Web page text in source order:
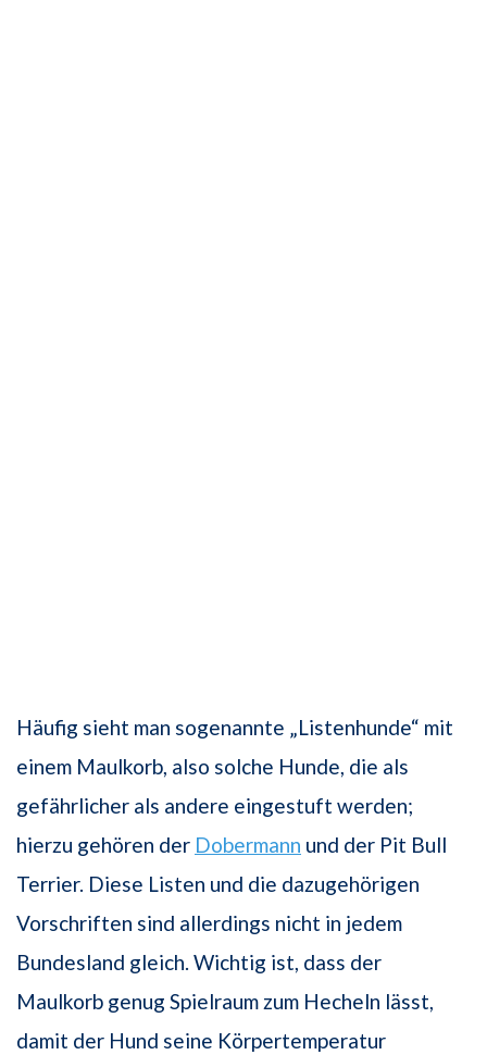
Häufig sieht man sogenannte „Listenhunde“ mit
einem Maulkorb, also solche Hunde, die als
gefährlicher als andere eingestuft werden;
hierzu gehören der Dobermann und der Pit Bull
Terrier. Diese Listen und die dazugehörigen
Vorschriften sind allerdings nicht in jedem
Bundesland gleich. Wichtig ist, dass der
Maulkorb genug Spielraum zum Hecheln lässt,
damit der Hund seine Körpertemperatur